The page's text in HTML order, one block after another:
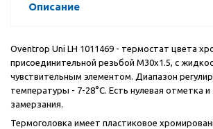
Описание
Oventrop Uni LH 1011469 - термостат цвета
присоединительной резьбой M30x1.5, с
чувствительным элементом. Диапазон
температуры - 7-28°C. Есть нулевая отметка
замерзания.
Термоголовка имеет пластиковое